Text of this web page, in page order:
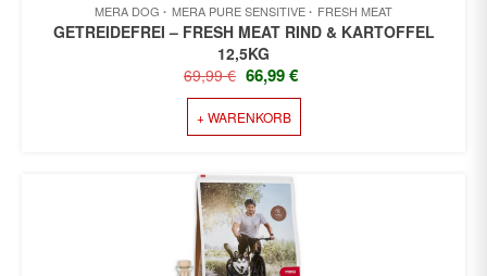
MERA DOG MERA PURE SENSITIVE FRESH MEAT
GETREIDEFREI – FRESH MEAT RIND & KARTOFFEL
12,5KG
69,99€ URSPRÜNGLICHER
PREIS
WAR:
69,99 €
66,99€
+ WARENKORB